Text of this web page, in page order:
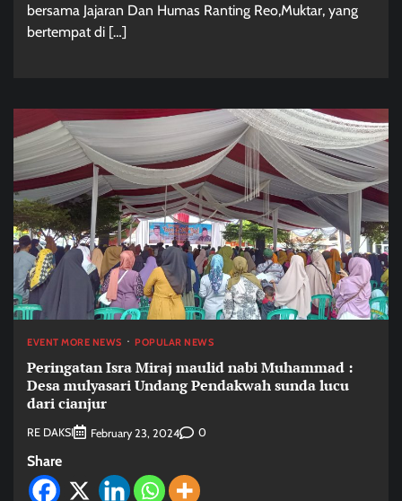
bersama Jajaran Dan Humas Ranting Reo,Muktar, yang
bertempat di […]
EVENT MORE NEWS POPULAR NEWS
Peringatan Isra Miraj maulid nabi Muhammad :
Desa mulyasari Undang Pendakwah sunda lucu
dari cianjur
RE DAKSI February 23, 2024 0
Share